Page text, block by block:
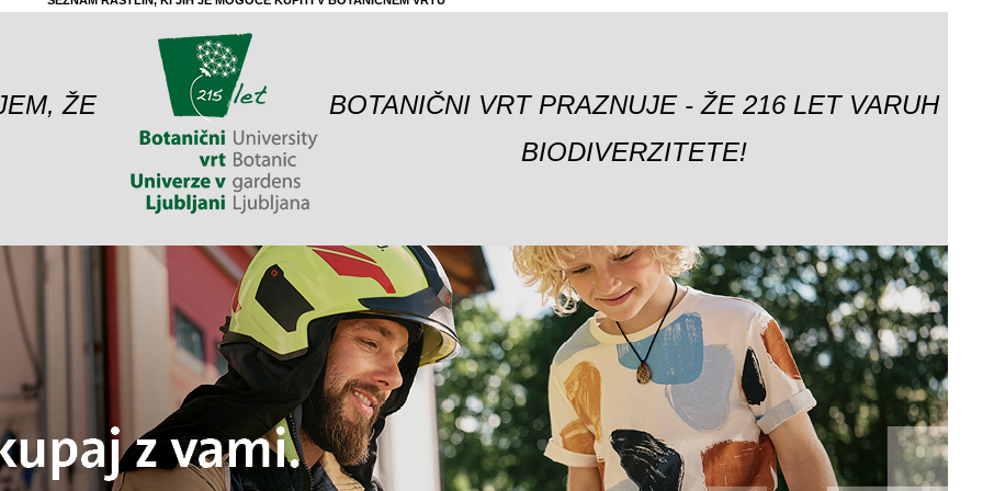
ŽE
BOTANIČNI VRT PRAZNUJE - ŽE 216 LET VARUH
BIODIVERZITETE!